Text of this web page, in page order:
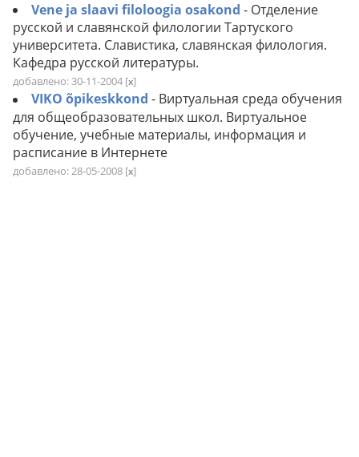
Vene ja slaavi filoloogia osakond - Отделение
русской и славянской филологии Тартуского
университета. Славистика, славянская филология.
Кафедра русской литературы.
добавлено: 30-11-2004 [x]
VIKO õpikeskkond - Виртуальная среда обучения
для общеобразовательных школ. Виртуальное
обучение, учебные материалы, информация и
расписание в Интернете
добавлено: 28-05-2008 [x]